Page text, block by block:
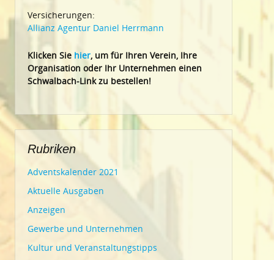
Versicherungen:
Allianz Agentur Daniel Herrmann
Klicken Sie hier, um für Ihren Verein, Ihre
Organisation oder Ihr Unternehmen einen
Schwalbach-Link zu bestellen!
Rubriken
Adventskalender 2021
Aktuelle Ausgaben
Anzeigen
Gewerbe und Unternehmen
Kultur und Veranstaltungstipps